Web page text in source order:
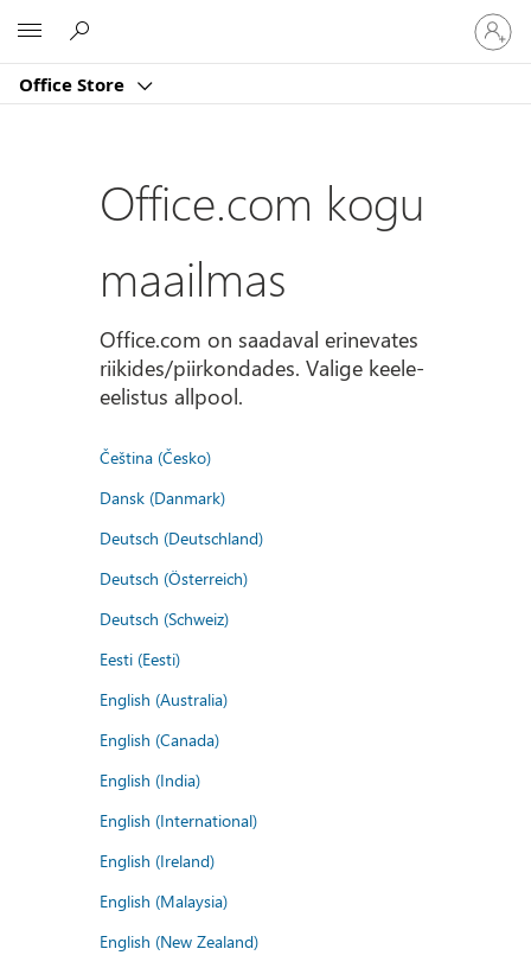
Office Store
Logige
sisse
oma
Office.com kogu
maailmas
Office.com on saadaval erinevates
riikides/piirkondades. Valige keele-
eelistus allpool.
Čeština (Česko)
Dansk (Danmark)
Deutsch (Deutschland)
Deutsch (Österreich)
Deutsch (Schweiz)
Eesti (Eesti)
English (Australia)
English (Canada)
English (India)
English (International)
English (Ireland)
English (Malaysia)
English (New Zealand)